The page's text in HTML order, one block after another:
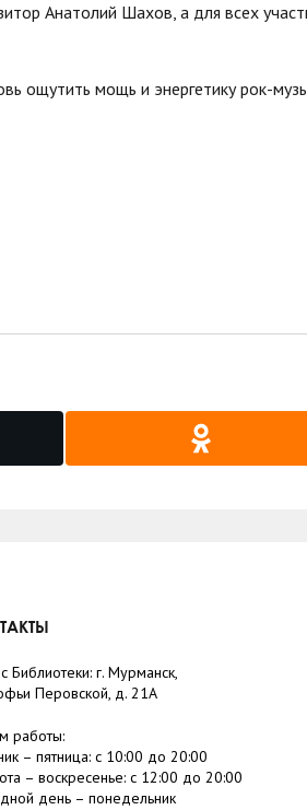
Анатолий Шахов, а для всех
ощутить мощь и энергетику рок-
Библиотеки: г. Мурманск,
Перовской, д. 21А
работы:
– пятница: с 10:00 до 20:00
– воскресенье: c 12:00 до 20:00
день – понедельник